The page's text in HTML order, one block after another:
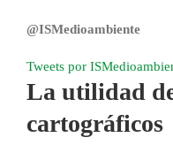
La utilidad
cartográficos
@ISMedioambiente
Tweets por